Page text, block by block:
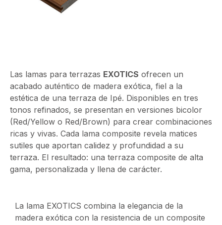
Las lamas para terrazas EXOTICS ofrecen un
acabado auténtico de madera exótica, fiel a la
estética de una terraza de Ipé. Disponibles en tres
tonos refinados, se presentan en versiones bicolor
(Red/Yellow o Red/Brown) para crear combinaciones
ricas y vivas. Cada lama composite revela matices
sutiles que aportan calidez y profundidad a su
terraza. El resultado: una terraza composite de alta
gama, personalizada y llena de carácter.
La lama EXOTICS combina la elegancia de la
madera exótica con la resistencia de un composite